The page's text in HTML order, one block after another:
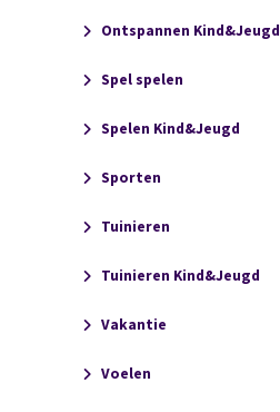
Ontspannen Kind&Jeugd
Spel spelen
Spelen Kind&Jeugd
Sporten
Tuinieren
Tuinieren Kind&Jeugd
Vakantie
Voelen